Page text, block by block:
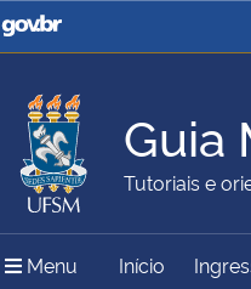
Casa Civil
Ministério da Agricultura,
Pecuária e Abastecimento
Ministério do Meio Ambiente
Guia
Tutoriais e
Menu Menu Principal
Início